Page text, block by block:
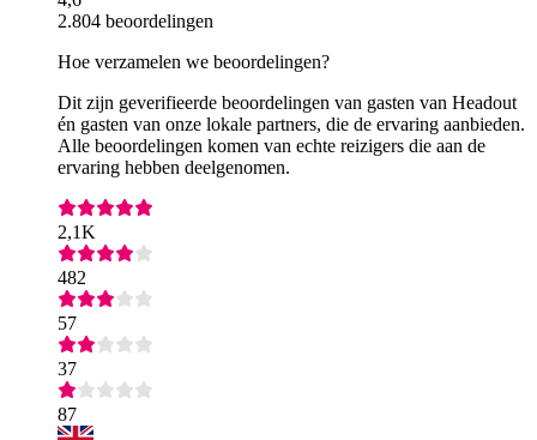
2.804 beoordelingen
Hoe verzamelen we beoordelingen?
Dit zijn geverifieerde beoordelingen van gasten van Headout
én gasten van onze lokale partners, die de ervaring aanbieden.
Alle beoordelingen komen van echte reizigers die aan de
ervaring hebben deelgenomen.
2,1K
482
57
37
87